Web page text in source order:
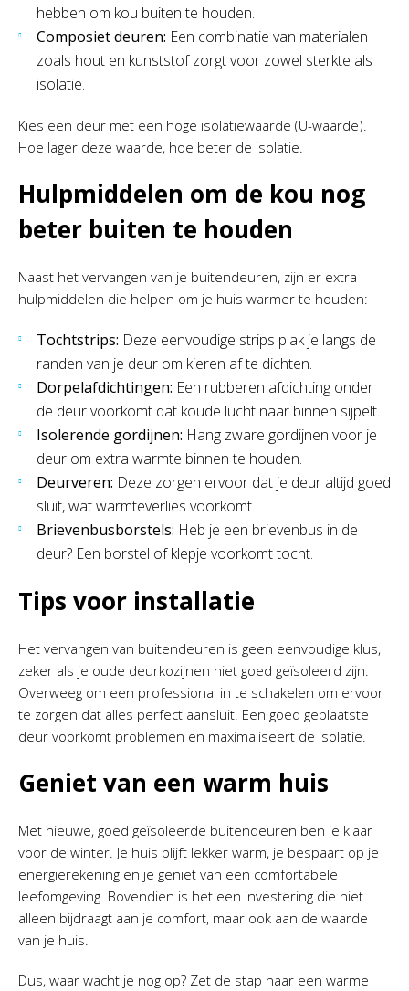
hebben om kou buiten te houden.
Composiet deuren: Een combinatie van materialen
zoals hout en kunststof zorgt voor zowel sterkte als
isolatie.
Kies een deur met een hoge isolatiewaarde (U-waarde).
Hoe lager deze waarde, hoe beter de isolatie.
Hulpmiddelen om de kou nog
beter buiten te houden
Naast het vervangen van je buitendeuren, zijn er extra
hulpmiddelen die helpen om je huis warmer te houden:
Tochtstrips: Deze eenvoudige strips plak je langs de
randen van je deur om kieren af te dichten.
Dorpelafdichtingen: Een rubberen afdichting onder
de deur voorkomt dat koude lucht naar binnen sijpelt.
Isolerende gordijnen: Hang zware gordijnen voor je
deur om extra warmte binnen te houden.
Deurveren: Deze zorgen ervoor dat je deur altijd goed
sluit, wat warmteverlies voorkomt.
Brievenbusborstels: Heb je een brievenbus in de
deur? Een borstel of klepje voorkomt tocht.
Tips voor installatie
Het vervangen van buitendeuren is geen eenvoudige klus,
zeker als je oude deurkozijnen niet goed geïsoleerd zijn.
Overweeg om een professional in te schakelen om ervoor
te zorgen dat alles perfect aansluit. Een goed geplaatste
deur voorkomt problemen en maximaliseert de isolatie.
Geniet van een warm huis
Met nieuwe, goed geïsoleerde buitendeuren ben je klaar
voor de winter. Je huis blijft lekker warm, je bespaart op je
energierekening en je geniet van een comfortabele
leefomgeving. Bovendien is het een investering die niet
alleen bijdraagt aan je comfort, maar ook aan de waarde
van je huis.
Dus, waar wacht je nog op? Zet de stap naar een warme